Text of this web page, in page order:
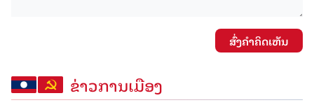
ສົ່ງຄໍາຄິດເຫັນ
ຂ່າວການເມືອງ